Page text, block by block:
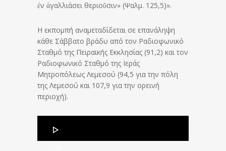
ἐν ἀγαλλιάσει θεριοῦσιν» (Ψαλμ. 125,5)».
Η εκπομπή αναμεταδίδεται σε επανάληψη
κάθε Σάββατο βράδυ από τον Ραδιοφωνικό
Σταθμό της Πειραϊκής Εκκλησίας (91,2) και τον
Ραδιοφωνικό Σταθμό της Ιεράς
Μητροπόλεως Λεμεσού (94,5 για την πόλη
της Λεμεσού και 107,9 για την ορεινή
περιοχή).
Αναπαραγωγής
Ήχου